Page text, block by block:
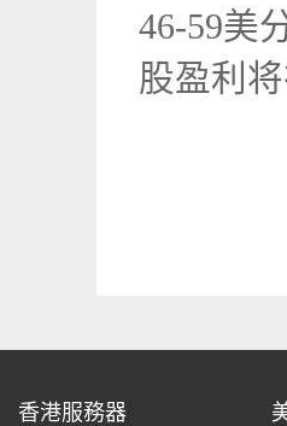
46-59美
股盈利
香港服務器